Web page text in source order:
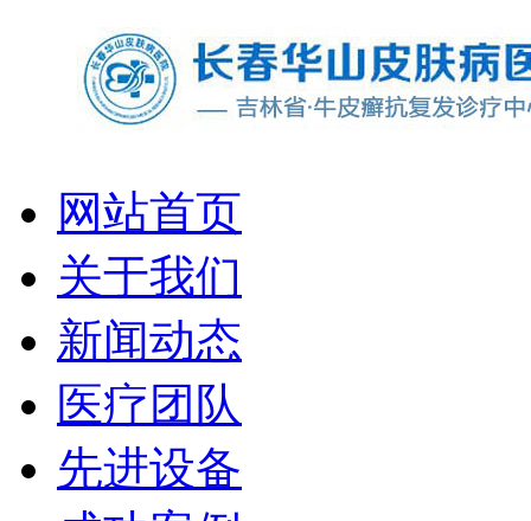
网站首页
关于我们
新闻动态
医疗团队
先进设备